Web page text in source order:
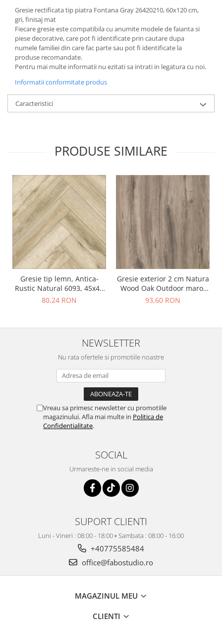
Gresie rectificata tip piatra Fontana Gray 26420210, 60x120 cm,
gri, finisaj mat
Fiecare gresie este compatibila cu anumite modele de faianta si
piese decorative, care pot fi identificate prin cautare dupa
numele familiei din care fac parte sau pot fi identificate la
produse recomandate.
Pentru mai multe informatii nu ezitati sa intrati in legatura cu noi.
Informatii conformitate produs
Caracteristici
PRODUSE SIMILARE
Gresie tip lemn, Antica-
Rustic Natural 6093, 45x45
cm, portelanata, bej, finisaj
80,24 RON
Gresie exterior 2 cm Natura
Wood Oak Outdoor maro,
0.73mp/cut
93,60 RON
NEWSLETTER
Nu rata ofertele si promotiile noastre
Vreau sa primesc newsletter cu promotiile
magazinului. Afla mai multe in Politica de
Confidentialitate.
SOCIAL
Urmareste-ne in social media
SUPORT CLIENTI
Luni - Vineri : 08:00 - 18:00 ▫️ Sambata : 08:00 - 16:00
+40775585484
office@fabostudio.ro
MAGAZINUL MEU
CLIENTI